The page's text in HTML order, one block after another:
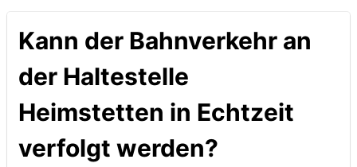
Kann der Bahnverkehr an
der Haltestelle
Heimstetten in Echtzeit
verfolgt werden?